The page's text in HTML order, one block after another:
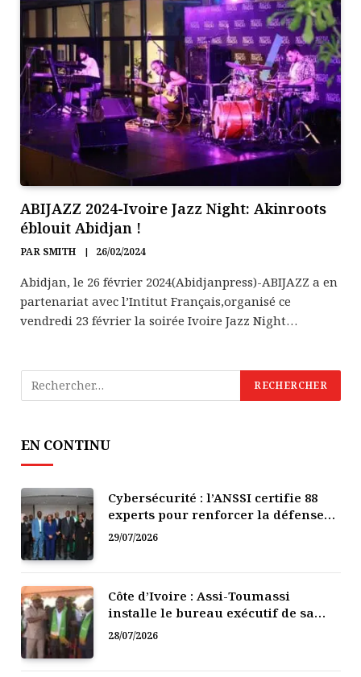
ABIJAZZ 2024-Ivoire Jazz Night: Akinroots
éblouit Abidjan !
PAR SMITH 26/02/2024
Abidjan, le 26 février 2024(Abidjanpress)-ABIJAZZ a en
partenariat avec l’Intitut Français,organisé ce
vendredi 23 février la soirée Ivoire Jazz Night…
EN CONTINU
Cybersécurité : l’ANSSI certifie 88
experts pour renforcer la défense
numérique de la Côte d’Ivoire
29/07/2026
Côte d’Ivoire : Assi-Toumassi
installe le bureau exécutif de sa
mutuelle de développement
28/07/2026